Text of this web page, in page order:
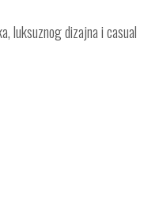
luksuznog dizajna i casual